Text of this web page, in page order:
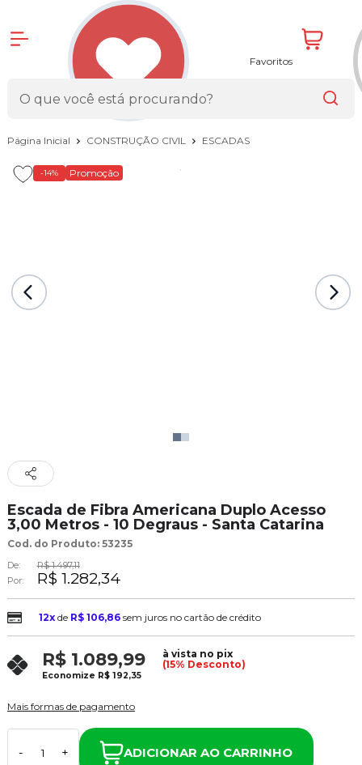
Favoritos
Página Inicial CONSTRUÇÃO CIVIL ESCADAS
-14% Promoção
Escada de Fibra Americana Duplo Acesso
3,00 Metros - 10 Degraus - Santa Catarina
Cod. do Produto: 53235
De:
R$ 1.497,11
Por:
R$ 1.282,34
12xde R$ 106,86 sem juros no cartão de crédito
R$ 1.089,99
à vista no pix
(15% Desconto)
Economize R$ 192,35
Mais formas de pagamento
- + ADICIONAR AO CARRINHO